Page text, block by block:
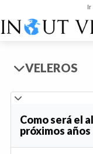
Ir
VELEROS
Como será el
próximos años